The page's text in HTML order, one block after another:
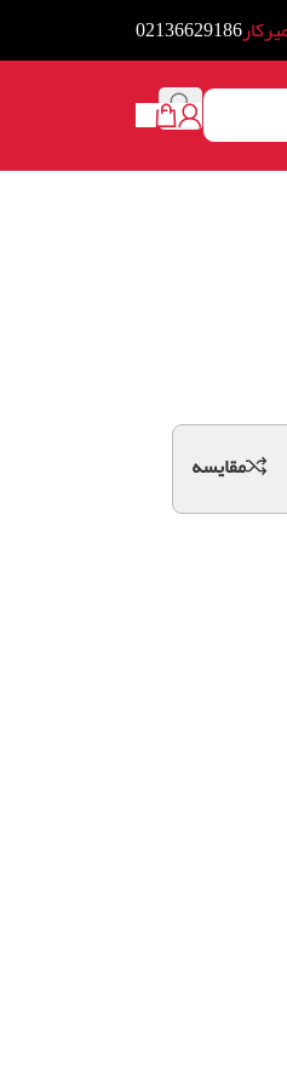
02136629186
مقايسه